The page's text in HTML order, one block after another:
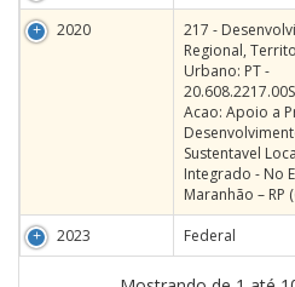
2020
217 -
Regional,
Urbano: PT -
Acao: Apoio a
Sustentavel
Integrado - No
Maranhão – RP
2023
Federal